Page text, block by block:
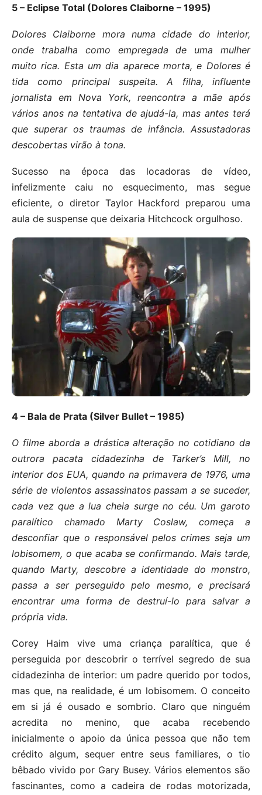
5 – Eclipse Total (Dolores Claiborne – 1995)
Dolores Claiborne mora numa cidade do interior,
onde trabalha como empregada de uma mulher
muito rica. Esta um dia aparece morta, e Dolores é
tida como principal suspeita. A filha, influente
jornalista em Nova York, reencontra a mãe após
vários anos na tentativa de ajudá-la, mas antes terá
que superar os traumas de infância. Assustadoras
descobertas virão à tona.
Sucesso na época das locadoras de vídeo,
infelizmente caiu no esquecimento, mas segue
eficiente, o diretor Taylor Hackford preparou uma
aula de suspense que deixaria Hitchcock orgulhoso.
4 – Bala de Prata (Silver Bullet – 1985)
O filme aborda a drástica alteração no cotidiano da
outrora pacata cidadezinha de Tarker’s Mill, no
interior dos EUA, quando na primavera de 1976, uma
série de violentos assassinatos passam a se suceder,
cada vez que a lua cheia surge no céu. Um garoto
paralítico chamado Marty Coslaw, começa a
desconfiar que o responsável pelos crimes seja um
lobisomem, o que acaba se confirmando. Mais tarde,
quando Marty, descobre a identidade do monstro,
passa a ser perseguido pelo mesmo, e precisará
encontrar uma forma de destruí-lo para salvar a
própria vida.
Corey Haim vive uma criança paralítica, que é
perseguida por descobrir o terrível segredo de sua
cidadezinha de interior: um padre querido por todos,
mas que, na realidade, é um lobisomem. O conceito
em si já é ousado e sombrio. Claro que ninguém
acredita no menino, que acaba recebendo
inicialmente o apoio da única pessoa que não tem
crédito algum, sequer entre seus familiares, o tio
bêbado vivido por Gary Busey. Vários elementos são
fascinantes, como a cadeira de rodas motorizada,